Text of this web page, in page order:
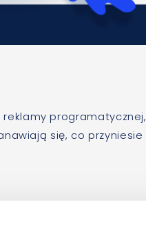
programatycznej,
się, co przyniesie